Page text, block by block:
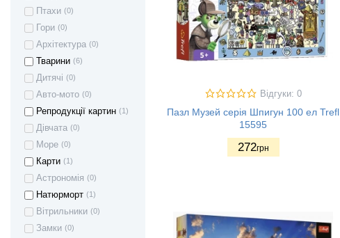
Птахи (0)
Гори (0)
Архітектура (0)
Тварини (6)
Дитячі (0)
Авто-мото (0)
Репродукції картин (1)
Дівчата (0)
Море (0)
Карти (1)
Астрономія (0)
Натюрморт (1)
Вітрильники (0)
Замки (0)
Відгуки: 0
Пазл Музей серія Шпигун 100 ел Trefl
15595
272грн